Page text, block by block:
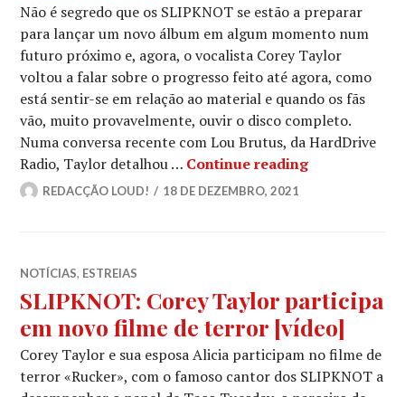
Não é segredo que os SLIPKNOT se estão a preparar
para lançar um novo álbum em algum momento num
futuro próximo e, agora, o vocalista Corey Taylor
voltou a falar sobre o progresso feito até agora, como
está sentir-se em relação ao material e quando os fãs
vão, muito provavelmente, ouvir o disco completo.
Numa conversa recente com Lou Brutus, da HardDrive
Radio, Taylor detalhou … Continue readingSLIPKNOT:
REDACÇÃO LOUD! 18 DE DEZEMBRO, 2021
NOTÍCIAS, ESTREIAS
SLIPKNOT: Corey Taylor participa
em novo filme de terror [vídeo]
Corey Taylor e sua esposa Alicia participam no filme de
terror «Rucker», com o famoso cantor dos SLIPKNOT a